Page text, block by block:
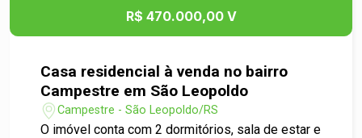
R$ 470.000,00 V
Casa residencial à venda no bairro
Campestre em São Leopoldo
Campestre - São Leopoldo/RS
O imóvel conta com 2 dormitórios, sala de estar e